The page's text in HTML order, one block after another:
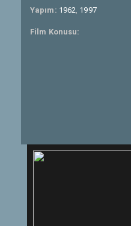
Yapım: 1962, 1997
Film Konusu: